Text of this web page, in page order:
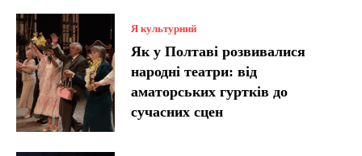
Я культурний
Як у Полтаві розвивалися
народні театри: від
аматорських гуртків до
сучасних сцен